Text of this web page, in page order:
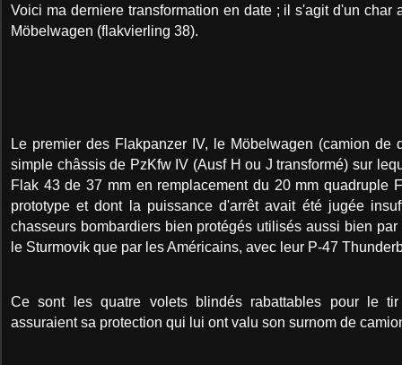
Voici ma derniere transformation en date ; il s'agit d'un char
Möbelwagen (flakvierling 38).
Le premier des Flakpanzer IV, le Möbelwagen (camion de
simple châssis de PzKfw IV (Ausf H ou J transformé) sur
Flak 43 de 37 mm en remplacement du 20 mm quadruple
prototype et dont la puissance d'arrêt avait été jugée
chasseurs bombardiers bien protégés utilisés aussi bien
le Sturmovik que par les Américains, avec leur P-47
Ce sont les quatre volets blindés rabattables pour le
assuraient sa protection qui lui ont valu son surnom de